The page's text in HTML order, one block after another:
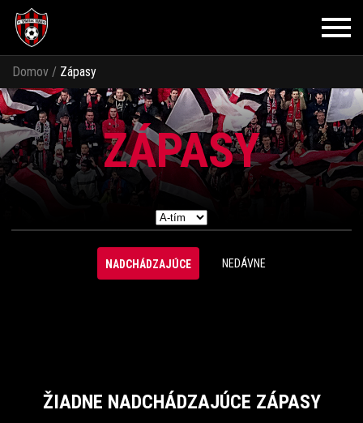
Domov / Zápasy
ZÁPASY
NADCHÁDZAJÚCE NEDÁVNE
ŽIADNE NADCHÁDZAJÚCE ZÁPASY